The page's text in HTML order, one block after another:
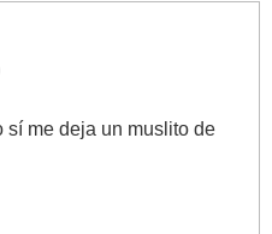
sí me deja un muslito de